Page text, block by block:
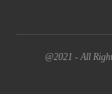
@2021 - All